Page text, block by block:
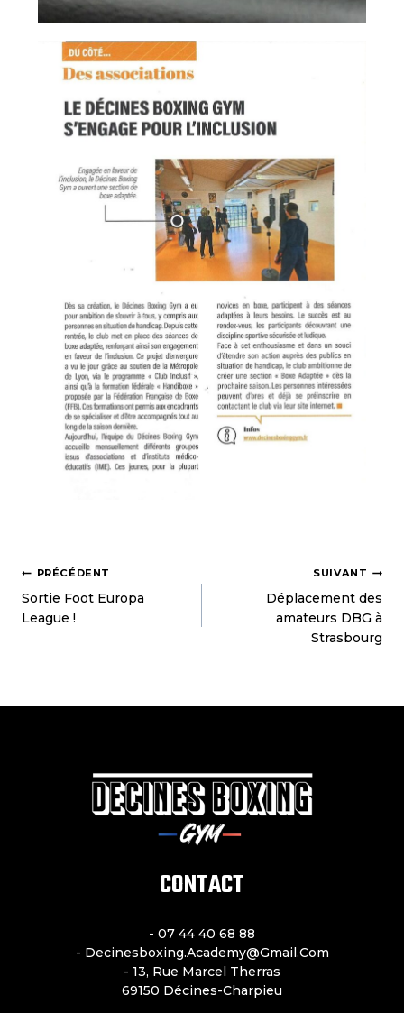
PRÉCÉDENT
Sortie Foot Europa
League !
SUIVANT
Déplacement des
amateurs DBG à
Strasbourg
CONTACT
- 07 44 40 68 88
- Decinesboxing.academy@gmail.com
- 13, Rue Marcel Therras
69150 Décines-Charpieu